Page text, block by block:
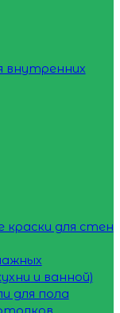
внутренних
краски для стен
и ванной)
для пола